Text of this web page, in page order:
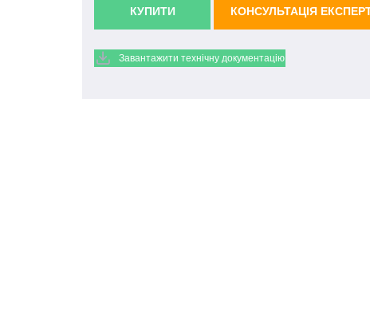
КУПИТИ КОНСУЛЬТАЦІЯ
Завантажити технічну документацію